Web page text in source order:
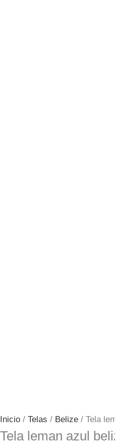
Inicio / Telas / Belize / Tela
Tela leman azul